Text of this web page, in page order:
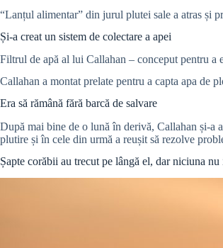
“Lanțul alimentar” din jurul plutei sale a atras și
Și-a creat un sistem de colectare a apei
Filtrul de apă al lui Callahan – conceput pentru a
Callahan a montat prelate pentru a capta apa de
Era să rămână fără barcă de salvare
După mai bine de o lună în derivă, Callahan și-a
plutire și în cele din urmă a reușit să rezolve
Șapte corăbii au trecut pe lângă el, dar niciuna